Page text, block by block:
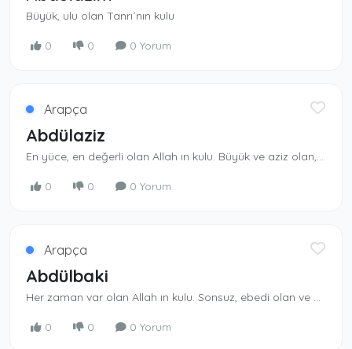
Büyük, ulu olan Tanrı´nın kulu
0 0 0 Yorum
Arapça
Abdülaziz
En yüce, en değerli olan Allah ın kulu. Büyük ve aziz olan, izzet ve şeref sahibi Al­lah ın kulu. Aziz Allah ın isimlerindendi r. - Sultan Abdülaziz: 32. Osmanlı padişahının adı.
0 0 0 Yorum
Arapça
Abdülbaki
Her zaman var olan Allah ın kulu. Sonsuz, ebedi olan ve ölmenin kendisi için sözkonusu olmadığı. Allah ın kulu-Allah ın isimlerinden.
0 0 0 Yorum